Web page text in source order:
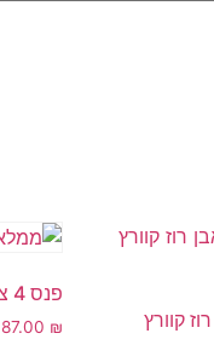
קוורץ
פנס 4 צבעים
87.00 ₪